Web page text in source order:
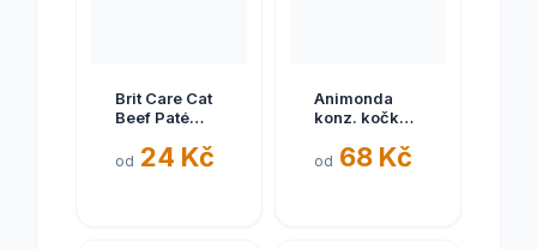
Brit Care Cat
Beef Paté
70 g
od 24 Kč
Animonda
konz. kočka
hovězí/kuřecí
od 68 Kč